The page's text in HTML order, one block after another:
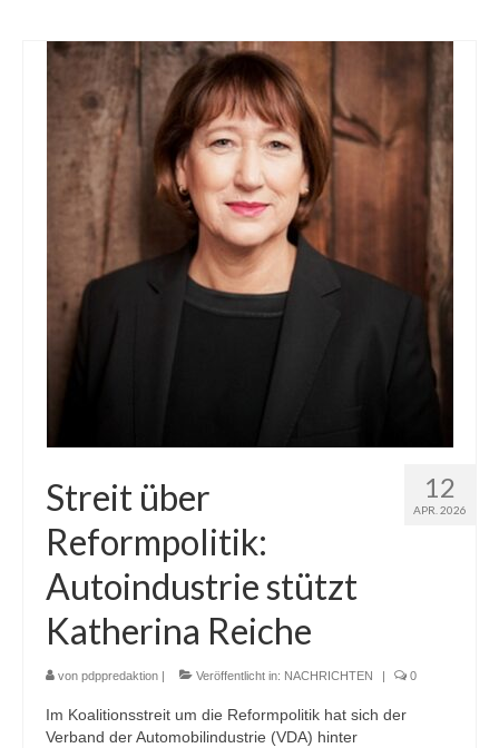
12
APR. 2026
Streit über
Reformpolitik:
Autoindustrie stützt
Katherina Reiche
von pdppredaktion | Veröffentlicht in: NACHRICHTEN | 0
Im Koalitionsstreit um die Reformpolitik hat sich der
Verband der Automobilindustrie (VDA) hinter